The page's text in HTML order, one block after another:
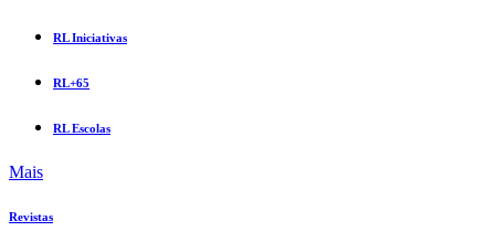
RL Iniciativas
RL+65
RL Escolas
Mais
Revistas